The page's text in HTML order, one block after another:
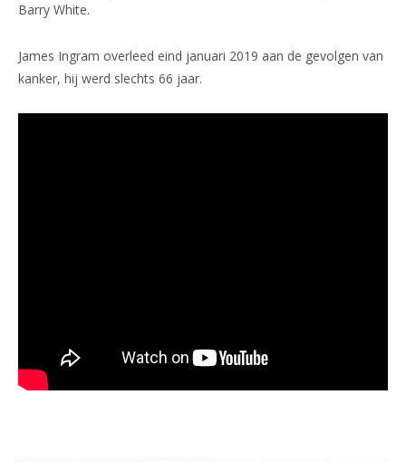
Barry White.
James Ingram overleed eind januari 2019 aan de gevolgen van
kanker, hij werd slechts 66 jaar.